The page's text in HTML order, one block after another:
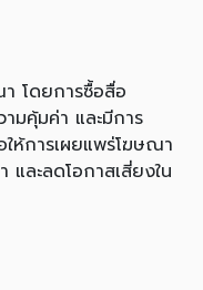
โดยการซื้อสื่อ
มคุ้มค่า และมีการ
ห้การเผยแพร่โฆษณา
และลดโอกาสเสี่ยงใน